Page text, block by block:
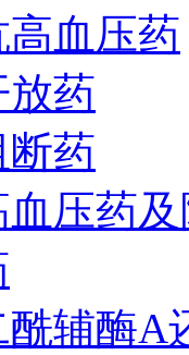
血压药
药
药
压药
辅酶A